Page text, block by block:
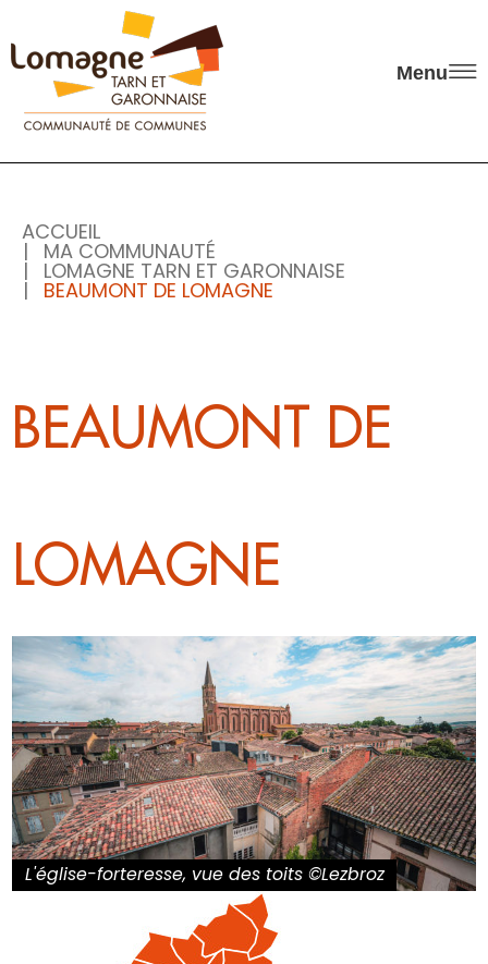
Panneau de gestion des cookies
Menu
ACCUEIL
MA COMMUNAUTÉ
LOMAGNE TARN ET GARONNAISE
BEAUMONT DE LOMAGNE
BEAUMONT DE
LOMAGNE
L'église-forteresse, vue des toits ©Lezbroz